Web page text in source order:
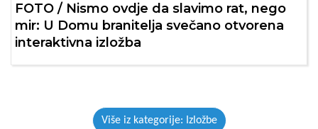
FOTO / Nismo ovdje da slavimo rat, nego
mir: U Domu branitelja svečano otvorena
interaktivna izložba
Više iz kategorije: Izložbe